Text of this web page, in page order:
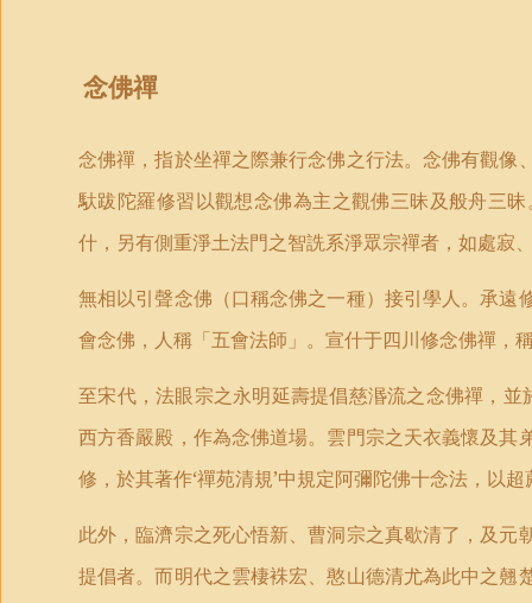
念佛禪
念佛禪，指於坐禪之際兼行念佛之行法。念佛有觀
馱跋陀羅修習以觀想念佛為主之觀佛三昧及般舟三
什，另有側重淨土法門之智詵系淨眾宗禪者，如處寂
無相以引聲念佛（口稱念佛之一種）接引學人。承
會念佛，人稱 「五會法師 」 。宣什于四川修念佛禪，
至宋代，法眼宗之永明延壽提倡慈湣流之念佛禪，並
西方香嚴殿，作為念佛道場。雲門宗之天衣義懷及
修，於其著作‘禪苑清規’中規定阿彌陀佛十念法，以
此外，臨濟宗之死心悟新、曹洞宗之真歇清了，及
提倡者。而明代之雲棲袾宏、憨山德清尤為此中之